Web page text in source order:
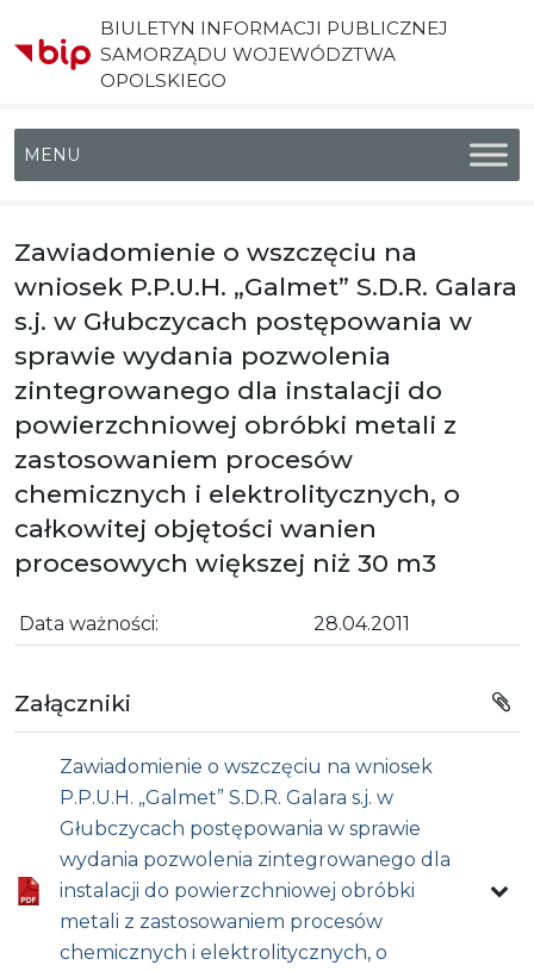
BIULETYN INFORMACJI PUBLICZNEJ
SAMORZĄDU WOJEWÓDZTWA
OPOLSKIEGO
Menu główne
Zawiadomienie o wszczęciu na
wniosek P.P.U.H. „Galmet” S.D.R. Galara
s.j. w Głubczycach postępowania w
sprawie wydania pozwolenia
zintegrowanego dla instalacji do
powierzchniowej obróbki metali z
zastosowaniem procesów
chemicznych i elektrolitycznych, o
całkowitej objętości wanien
procesowych większej niż 30 m3
Data ważności: 28.04.2011
Załączniki
Zawiadomienie o wszczęciu na wniosek
P.P.U.H. „Galmet” S.D.R. Galara s.j. w
Głubczycach postępowania w sprawie
wydania pozwolenia zintegrowanego dla
instalacji do powierzchniowej obróbki
metali z zastosowaniem procesów
chemicznych i elektrolitycznych, o